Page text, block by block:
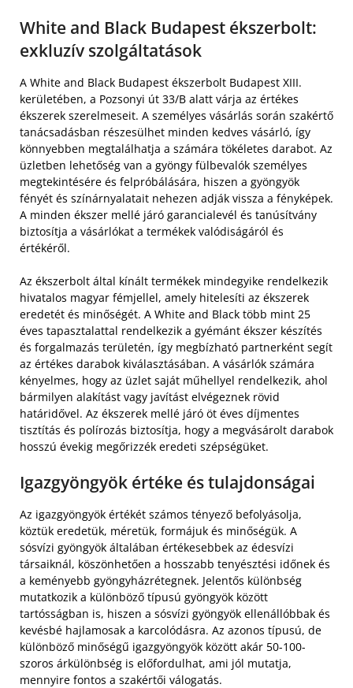
White and Black Budapest ékszerbolt:
exkluzív szolgáltatások
A White and Black Budapest ékszerbolt Budapest XIII.
kerületében, a Pozsonyi út 33/B alatt várja az értékes
ékszerek szerelmeseit. A személyes vásárlás során szakértő
tanácsadásban részesülhet minden kedves vásárló, így
könnyebben megtalálhatja a számára tökéletes darabot. Az
üzletben lehetőség van a gyöngy fülbevalók személyes
megtekintésére és felpróbálására, hiszen a gyöngyök
fényét és színárnyalatait nehezen adják vissza a fényképek.
A minden ékszer mellé járó garancialevél és tanúsítvány
biztosítja a vásárlókat a termékek valódiságáról és
értékéről.
Az ékszerbolt által kínált termékek mindegyike rendelkezik
hivatalos magyar fémjellel, amely hitelesíti az ékszerek
eredetét és minőségét. A White and Black több mint 25
éves tapasztalattal rendelkezik a gyémánt ékszer készítés
és forgalmazás területén, így megbízható partnerként segít
az értékes darabok kiválasztásában. A vásárlók számára
kényelmes, hogy az üzlet saját műhellyel rendelkezik, ahol
bármilyen alakítást vagy javítást elvégeznek rövid
határidővel. Az ékszerek mellé járó öt éves díjmentes
tisztítás és polírozás biztosítja, hogy a megvásárolt darabok
hosszú évekig megőrizzék eredeti szépségüket.
Igazgyöngyök értéke és tulajdonságai
Az igazgyöngyök értékét számos tényező befolyásolja,
köztük eredetük, méretük, formájuk és minőségük. A
sósvízi gyöngyök általában értékesebbek az édesvízi
társaiknál, köszönhetően a hosszabb tenyésztési időnek és
a keményebb gyöngyházrétegnek. Jelentős különbség
mutatkozik a különböző típusú gyöngyök között
tartósságban is, hiszen a sósvízi gyöngyök ellenállóbbak és
kevésbé hajlamosak a karcolódásra. Az azonos típusú, de
különböző minőségű igazgyöngyök között akár 50-100-
szoros árkülönbség is előfordulhat, ami jól mutatja,
mennyire fontos a szakértői válogatás.